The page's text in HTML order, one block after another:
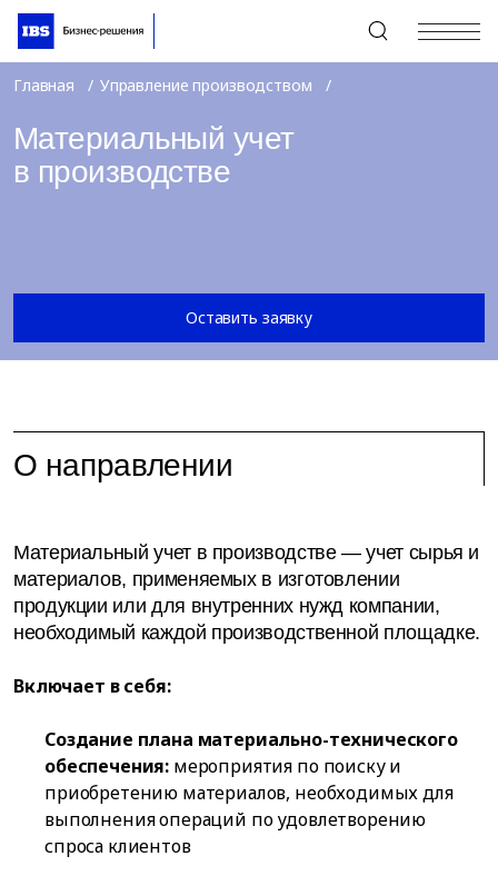
+7 (495) 967-80-80
Главная Управление производством
Материальный учет
в производстве
Оставить заявку
О направлении
Материальный учет в производстве — учет сырья и
материалов, применяемых в изготовлении
продукции или для внутренних нужд компании,
необходимый каждой производственной площадке.
Включает в себя:
Создание плана материально-технического
обеспечения: мероприятия по поиску и
приобретению материалов, необходимых для
выполнения операций по удовлетворению
спроса клиентов